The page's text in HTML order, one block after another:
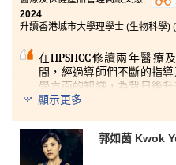
學的旅程中獲得不少新知識
單。這間書院最美的風景大
利，才有在這間書院遇到他
在此贈可能失利的你一句
可追」。不論過去，只要有
2024
升讀香港城市大學理學士 (生物科學)
在HPSHCC修讀兩年醫療
間，經過導師們不斷的指
學方面的知識，為我日後
學士課程打好根基。十分感
利升讀心儀學科，故此同學
必慌張，HPSHCC將提供
想。
顯示更多
郭如茵 Kwok